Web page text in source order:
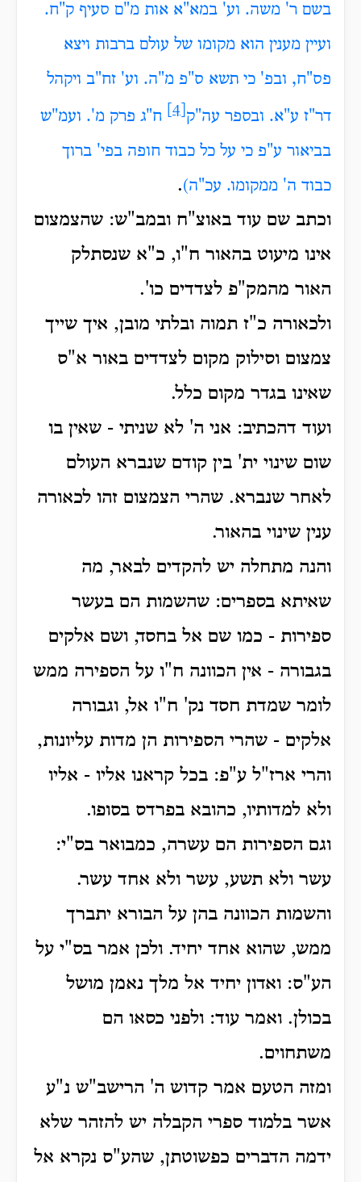
בשם ר' משה. וע' במא"א אות מ"ם סעיף ק"ח.
ועיין מענין הוא מקומו של עולם ברבות ויצא
פס"ח, ובפ' כי תשא ס"פ מ"ה. וע' זח"ב ויקהל
דר"ז ע"א. ובספר עה"ק ח"ג פרק מ'. ועמ"ש
בביאור ע"פ כי על כל כבוד חופה בפי' ברוך
כבוד ה' ממקומו. עכ"ה).
וכתב שם עוד באוצ"ח ובמב"ש: שהצמצום
אינו מיעוט בהאור ח"ו, כ"א שנסתלק
האור מהמק"פ לצדדים כו'.
ולכאורה כ"ז תמוה ובלתי מובן, איך שייך
צמצום וסילוק מקום לצדדים באור א"ס
שאינו בגדר מקום כלל.
ועוד דהכתיב: אני ה' לא שניתי - שאין בו
שום שינוי ית' בין קודם שנברא העולם
לאחר שנברא. שהרי הצמצום זהו לכאורה
ענין שינוי בהאור.
והנה מתחלה יש להקדים לבאר, מה
שאיתא בספרים: שהשמות הם בעשר
ספירות - כמו שם אל בחסד, ושם אלקים
בגבורה - אין הכוונה ח"ו על הספירה ממש
לומר שמדת חסד נק' ח"ו אל, וגבורה
אלקים - שהרי הספירות הן מדות עליונות,
והרי ארז"ל ע"פ: בכל קראנו אליו - אליו
ולא למדותיו, כהובא בפרדס בסופו.
וגם הספירות הם עשרה, כמבואר בס"י:
עשר ולא תשע, עשר ולא אחד עשר.
והשמות הכוונה בהן על הבורא יתברך
ממש, שהוא אחד יחיד. ולכן אמר בס"י על
הע"ס: ואדון יחיד אל מלך נאמן מושל
בכולן. ואמר עוד: ולפני כסאו הם
משתחוים.
ומזה הטעם אמר קדוש ה' הרישב"ש נ"ע
אשר בלמוד ספרי הקבלה יש להזהר שלא
ידמה הדברים כפשוטתן, שהע"ס נקרא אל